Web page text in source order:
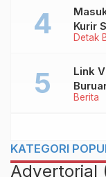
Detak
Kurir
Berita
Link
KATEGORI
Advertorial